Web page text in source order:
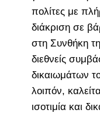
πολίτες με
διάκριση σε
στη Συνθήκη
διεθνείς
δικαιωμάτων
λοιπόν,
ισοτιμία και